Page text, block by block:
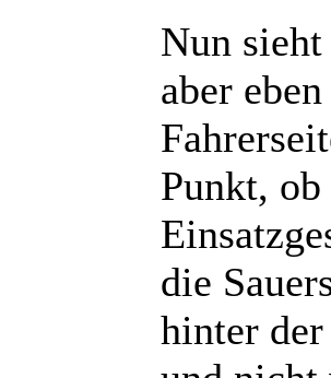
Nun
aber
Punkt,
die
hinter